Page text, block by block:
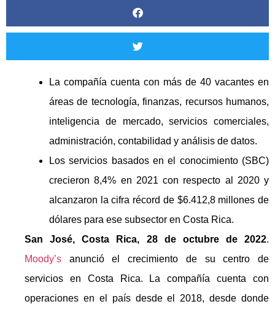
La compañía cuenta con más de 40 vacantes en
áreas de tecnología, finanzas, recursos humanos,
inteligencia de mercado, servicios comerciales,
administración, contabilidad y análisis de datos.
Los servicios basados en el conocimiento (SBC)
crecieron 8,4% en 2021 con respecto al 2020 y
alcanzaron la cifra récord de $6.412,8 millones de
dólares para ese subsector en Costa Rica.
San José, Costa Rica, 28 de octubre de 2022.
Moody’s anunció el crecimiento de su centro de
servicios en Costa Rica. La compañía cuenta con
operaciones en el país desde el 2018, desde donde